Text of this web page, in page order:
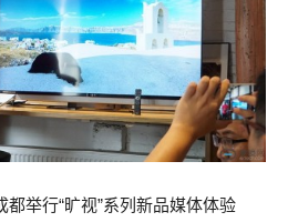
都举行“旷视”系列新品媒体体验